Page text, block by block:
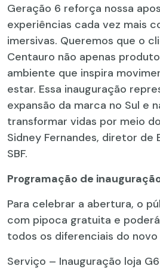
Geração 6 reforça nossa
experiências cada vez mais
imersivas. Queremos que o
Centauro não apenas
ambiente que inspira
estar. Essa inauguração
expansão da marca no Sul e
transformar vidas por meio
Sidney Fernandes, diretor de
SBF.
Programação de
Para celebrar a abertura, o
com pipoca gratuita e
todos os diferenciais do
Serviço – Inauguração loja